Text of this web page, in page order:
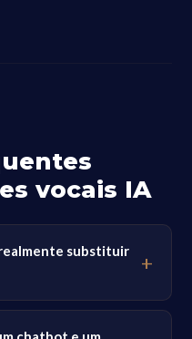
vocais IA
substituir